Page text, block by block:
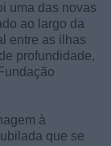
uma das novas
ao largo da
entre as ilhas
profundidade,
à
que se